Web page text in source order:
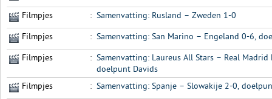
Filmpjes : Samenvatting: Rusland – Zweden 1-0
Filmpjes : Samenvatting: San Marino – Engeland 0-6,
Filmpjes : Samenvatting: Laureus All Stars – Real
doelpunt Davids
Filmpjes
: Samenvatting: Spanje – Slowakije 2-0,